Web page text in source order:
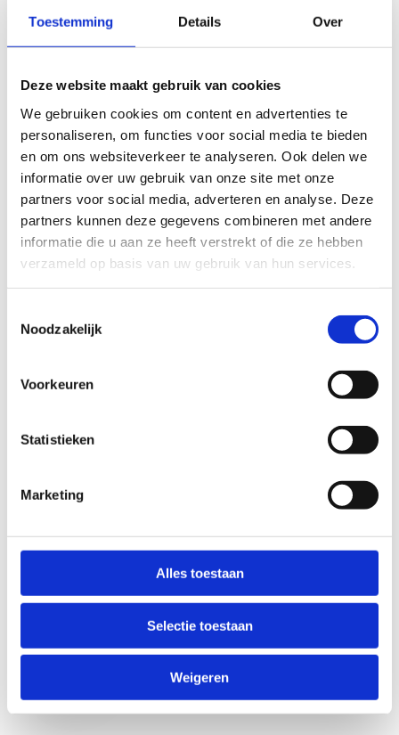
Toestemming Details Over
Deze website maakt gebruik van cookies
We gebruiken cookies om content en advertenties te
personaliseren, om functies voor social media te bieden
en om ons websiteverkeer te analyseren. Ook delen we
informatie over uw gebruik van onze site met onze
partners voor social media, adverteren en analyse. Deze
partners kunnen deze gegevens combineren met andere
informatie die u aan ze heeft verstrekt of die ze hebben
verzameld op basis van uw gebruik van hun services.
Noodzakelijk
Voorkeuren
Statistieken
Marketing
Alles toestaan
Selectie toestaan
Weigeren
Geef aan tot welk domein jouw vraag behoort
KIES EEN DOMEIN
Jouw vraag
Anti-Robot Verification
Click to start verification
Verzend